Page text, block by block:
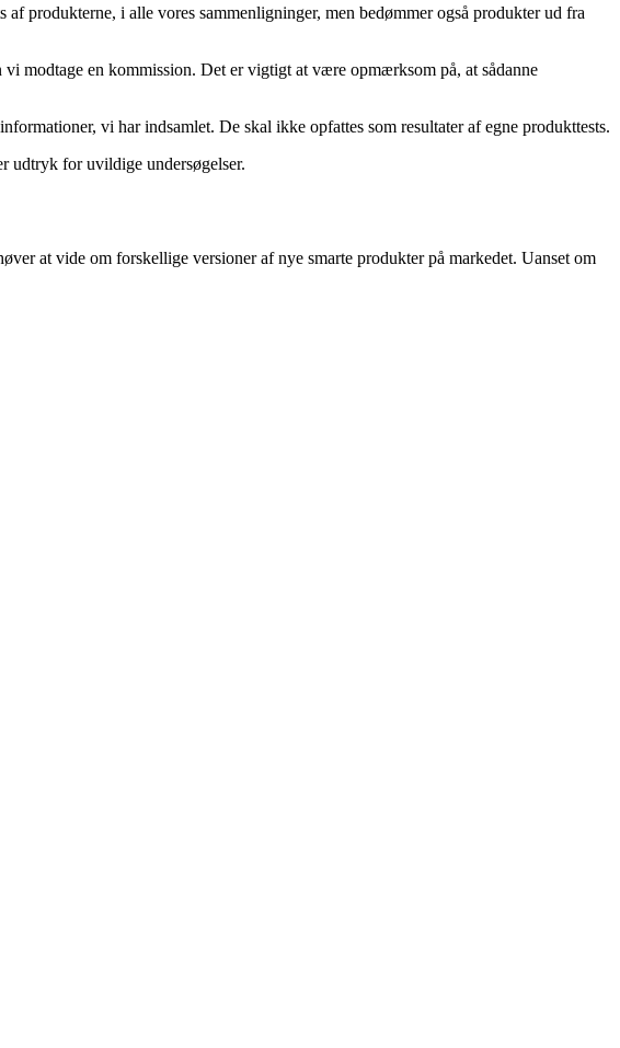
produkterne, i alle vores sammenligninger, men bedømmer også produkter ud fra
modtage en kommission. Det er vigtigt at være opmærksom på, at sådanne
vi har indsamlet. De skal ikke opfattes som resultater af egne produkttests.
udtryk for uvildige undersøgelser.
at vide om forskellige versioner af nye smarte produkter på markedet. Uanset om